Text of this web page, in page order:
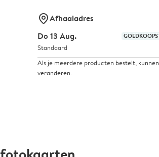
marker-pinAfhaaladres
Do 13 Aug.
Standaard
Als je meerdere producten bestelt,
veranderen.